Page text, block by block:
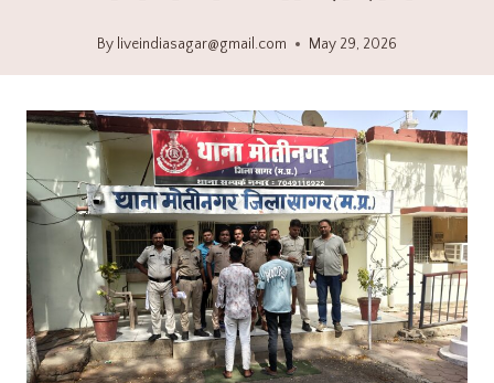
By liveindiasagar@gmail.com May 29, 2026